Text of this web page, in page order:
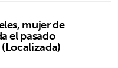
mujer de
el pasado